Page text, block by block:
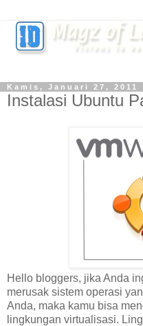
Kamis, Januari 27, 2011
Instalasi Ubuntu
Hello bloggers, jika Anda
merusak sistem operasi
Anda, maka kamu bisa
lingkungan virtualisasi.